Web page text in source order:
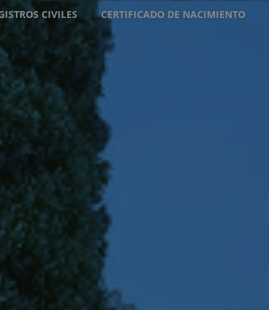
CIVILES CERTIFICADO DE NACIMIENTO